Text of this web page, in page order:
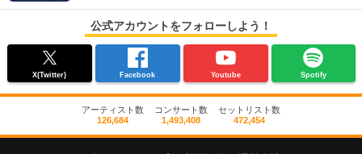
公式アカウントをフォローしよう！
X(Twitter) Facebook Youtube Spotify
アーティスト数
126,684
コンサート数
1,493,408
セットリスト数
472,454